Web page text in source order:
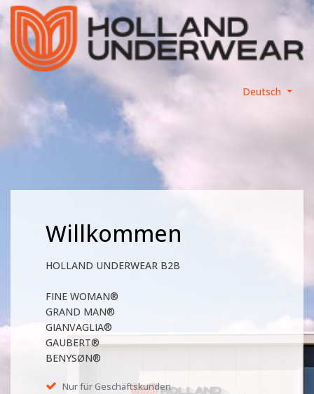
Deutsch
Willkommen
HOLLAND UNDERWEAR B2B
FINE WOMAN®
GRAND MAN®
GIANVAGLIA®
GAUBERT®
BENYSØN®
Nur für Geschäftskunden